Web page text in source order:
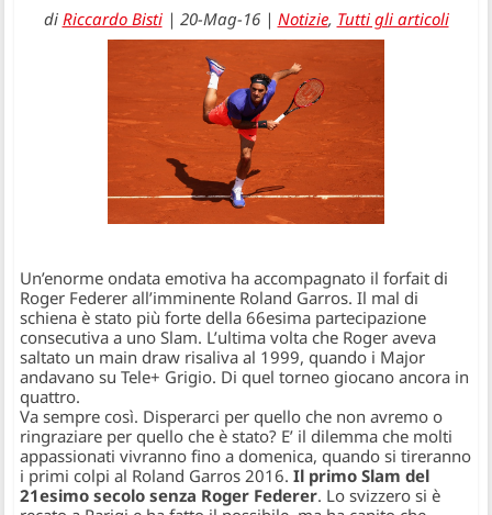
di Riccardo Bisti| 20-Mag-16| Notizie, Tutti gli articoli
Un’enorme ondata emotiva ha accompagnato il forfait di
Roger Federer all’imminente Roland Garros. Il mal di
schiena è stato più forte della 66esima partecipazione
consecutiva a uno Slam. L’ultima volta che Roger aveva
saltato un main draw risaliva al 1999, quando i Major
andavano su Tele+ Grigio. Di quel torneo giocano ancora in
quattro.
Va sempre così. Disperarci per quello che non avremo o
ringraziare per quello che è stato? E’ il dilemma che molti
appassionati vivranno fino a domenica, quando si tireranno
i primi colpi al Roland Garros 2016.Il primo Slam del
21esimo secolo senza Roger Federer. Lo svizzero si è